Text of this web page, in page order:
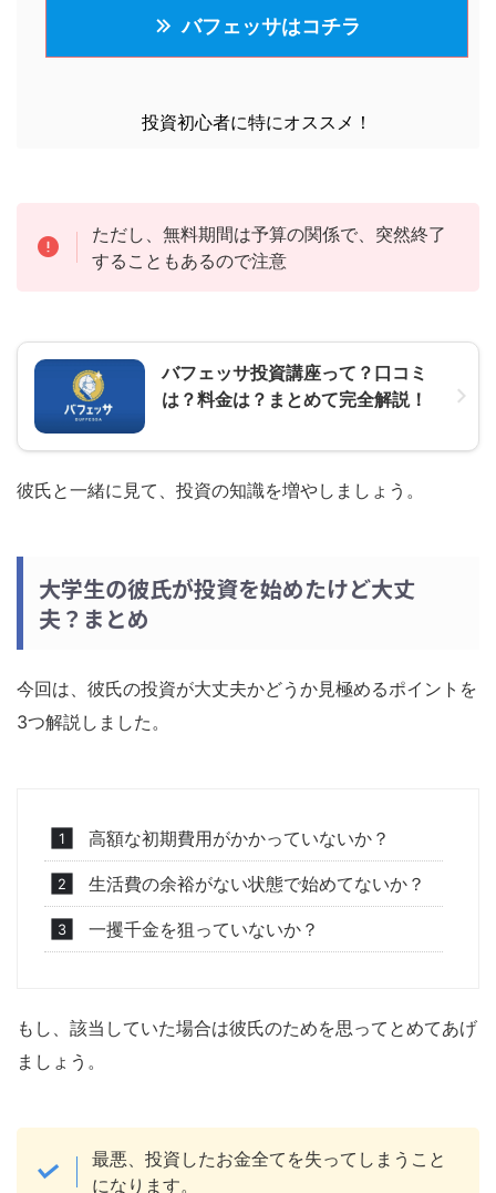
バフェッサはコチラ
投資初心者に特にオススメ！
ただし、無料期間は予算の関係で、突然終了
することもあるので注意
バフェッサ投資講座って？口コミ
は？料金は？まとめて完全解説！
彼氏と一緒に見て、投資の知識を増やしましょう。
大学生の彼氏が投資を始めたけど大丈
夫？まとめ
今回は、彼氏の投資が大丈夫かどうか見極めるポイントを
3つ解説しました。
高額な初期費用がかかっていないか？
生活費の余裕がない状態で始めてないか？
一攫千金を狙っていないか？
もし、該当していた場合は彼氏のためを思ってとめてあげ
ましょう。
最悪、投資したお金全てを失ってしまうこと
になります。